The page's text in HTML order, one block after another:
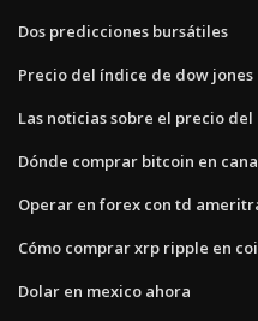
Dos predicciones bursátiles
Precio del índice de dow jones
Las noticias sobre el precio
Dónde comprar bitcoin en
Operar en forex con td
Cómo comprar xrp ripple en
Dolar en mexico ahora